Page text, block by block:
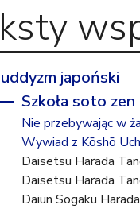
japoński
Szkoła soto zen
Nie przebywając w
Wywiad z Kōshō
Daisetsu Harada
Daisetsu Harada
Daiun Sogaku Harada